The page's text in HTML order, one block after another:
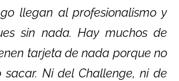
llegan al profesionalismo y
sin nada. Hay muchos de
tarjeta de nada porque no
Ni del Challenge, ni de